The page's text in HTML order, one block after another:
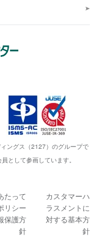
ングス（2127）のグループで
として参画しています。
たって
リシー
保護方
針
カスタマーハ
ラスメントに
対する基本方
針